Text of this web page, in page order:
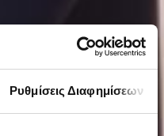
Ρυθμίσεις Διαφημίσεων